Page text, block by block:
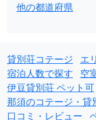
他の都道府県
貸別荘コテージ エ
宿泊人数で探す
空
伊豆貸別荘 ペット可
那須のコテージ・貸
口コミ・レビュー